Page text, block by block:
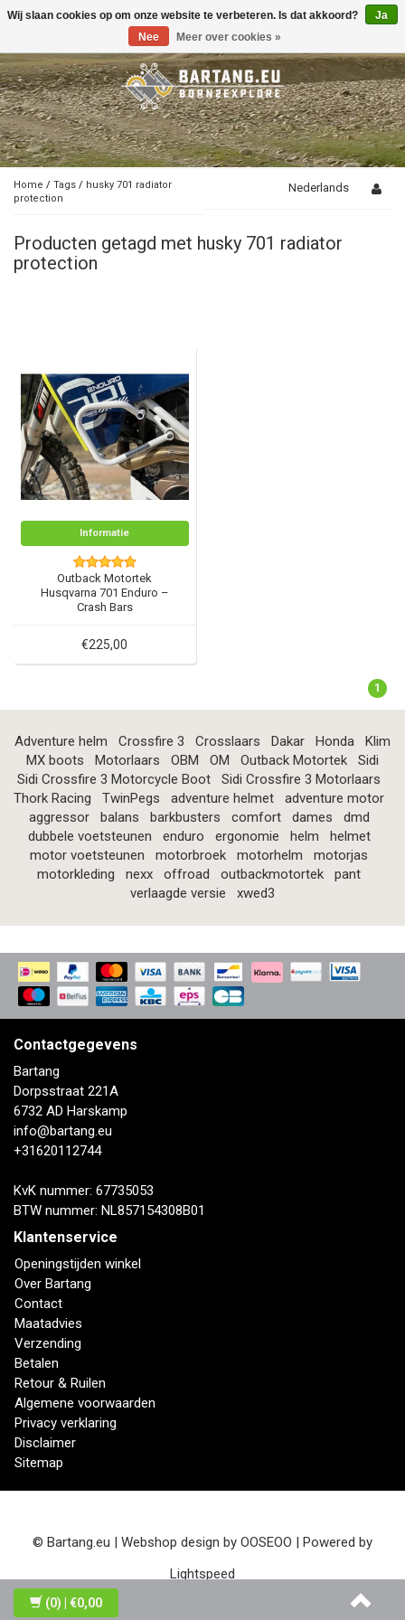
Toggle
Home / Tags / husky 701 radiator
protection
Nederlands
Producten getagd met husky 701 radiator
protection
Informatie
Outback Motortek
Husqvarna 701 Enduro –
Crash Bars
€225,00
1
Adventure helm Crossfire 3 Crosslaars Dakar Honda
Klim
MX boots
Motorlaars OBM OM Outback Motortek
Sidi
Sidi Crossfire 3 Motorcycle Boot
Sidi Crossfire 3 Motorlaars
Thork Racing
TwinPegs adventure helmet
adventure motor
aggressor
balans barkbusters comfort dames
dmd
dubbele voetsteunen
enduro ergonomie helm
helmet
motor voetsteunen
motorbroek motorhelm
motorjas
motorkleding
nexx offroad outbackmotortek
pant
verlaagde versie
xwed3
Contactgegevens
Bartang
Dorpsstraat 221A
6732 AD Harskamp
info@bartang.eu
+31620112744
KvK nummer: 67735053
BTW nummer: NL857154308B01
Klantenservice
Openingstijden winkel
Over Bartang
Contact
Maatadvies
Verzending
Betalen
Retour & Ruilen
Algemene voorwaarden
Privacy verklaring
Disclaimer
Sitemap
© Bartang.eu | Webshop design by OOSEOO | Powered by
Lightspeed
(0) | €0,00
Wij slaan cookies op om onze website te verbeteren. Is dat akkoord?
Ja
Nee
Meer over cookies »